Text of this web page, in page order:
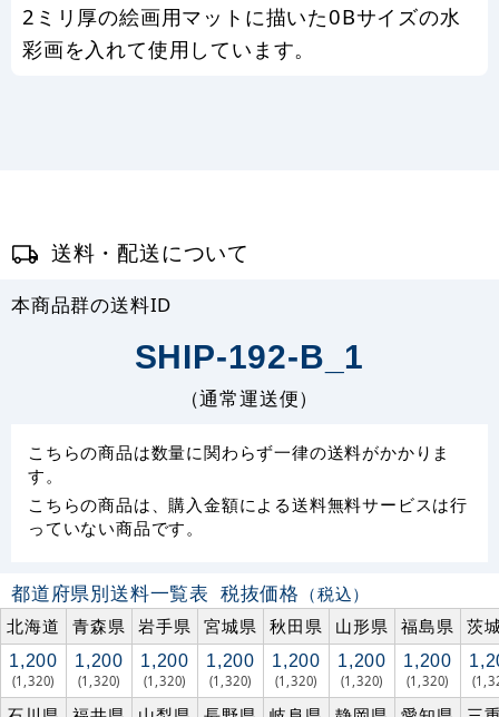
2ミリ厚の絵画用マットに描いた0Bサイズの水
彩画を入れて使用しています。
送料・配送について
本商品群の送料ID
SHIP-192-B_1
（通常運送便）
こちらの商品は数量に関わらず一律の送料がかかりま
す。
こちらの商品は、購入金額による送料無料サービスは行
っていない商品です。
都道府県別送料一覧表 税抜価格 （税込）
北海道
青森県 岩手県 宮城県 秋田県 山形県 福島県 茨
1,200
(1,320)
1,200
(1,320)
1,200
(1,320)
1,200
(1,320)
1,200
(1,320)
1,200
(1,320)
1,200
(1,320)